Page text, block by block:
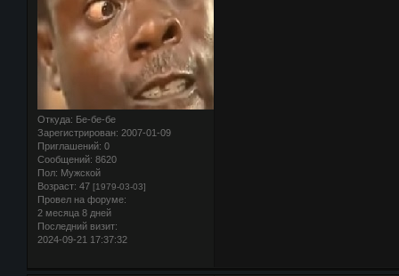
Откуда: Бе-бе-бе
Зарегистрирован: 2007-01-09
Приглашений: 0
Сообщений: 8620
Пол: Мужской
Возраст: 47 [1979-03-03]
Провел на форуме:
2 месяца 8 дней
Последний визит:
2024-09-21 17:37:32